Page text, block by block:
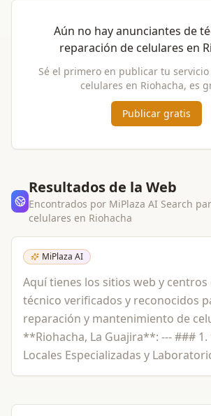
Aún no hay anunciantes de
reparación de celulares en
Sé el primero en publicar tu servicio
celulares en Riohacha, es
Publicar gratis
Resultados de la Web
Encontrados por MiPlaza AI Search
celulares en Riohacha
MiPlaza AI
Aquí tienes los sitios web y centros
técnico verificados y reconocidos
reparación y mantenimiento de
**Riohacha, La Guajira**: --- ###
Locales Especializadas y